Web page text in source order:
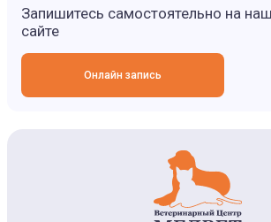
Запишитесь самостоятельно на
сайте
Онлайн запись